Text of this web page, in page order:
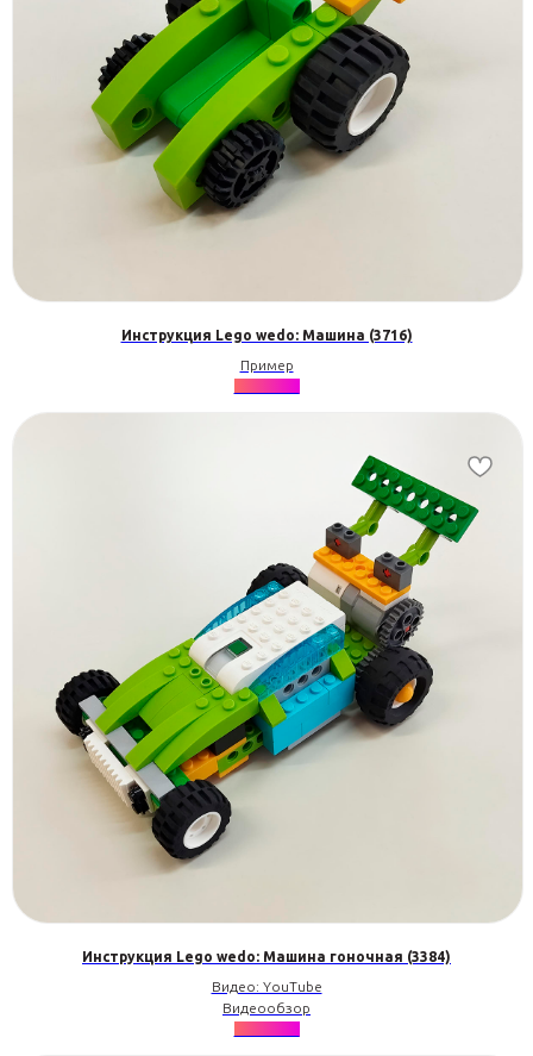
Инструкция Lego wedo: Машина (3716)
Пример
Инструкция Lego wedo: Машина гоночная (3384)
Видео: YouTube
Видеообзор